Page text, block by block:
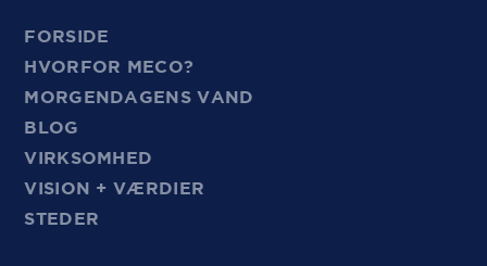
FORSIDE
HVORFOR MECO?
MORGENDAGENS VAND
BLOG
VIRKSOMHED
VISION + VÆRDIER
STEDER